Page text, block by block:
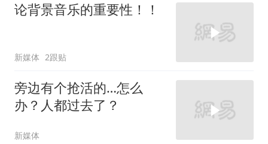
论背景音乐的重要性！！
新媒体 2跟贴
旁边有个抢活的…怎么
办？人都过去了？
新媒体